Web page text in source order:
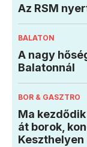
Az RSM
BALATON
A nagy
Balatonnál
BOR & GASZTRO
Ma
át borok,
Keszthelyen